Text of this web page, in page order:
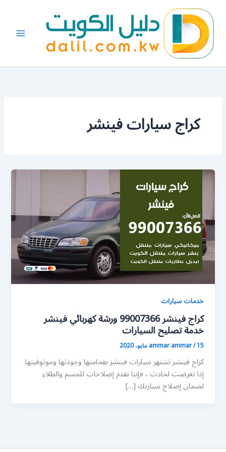
المحتوى
كراج سيارات فينشر
خدمات سيارات
كراج فينشر 99007366 ورشة كهربائي فينشر
خدمة تصليح السيارات
ammar ammar/15 مايو، 2020
كراج فينشر تشتهر سيارات فينشر بفخامتها وجودتها وموثوقيتها.
إذا تعرضت لحادث ، فإننا نقدم إصلاحات للجسم والطلاء
لضمان إصلاح سيارتك […]